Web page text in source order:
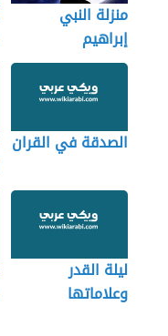
منزلة النبي
إبراهيم
الصدقة في القران
ليلة القدر
وعلاماتها